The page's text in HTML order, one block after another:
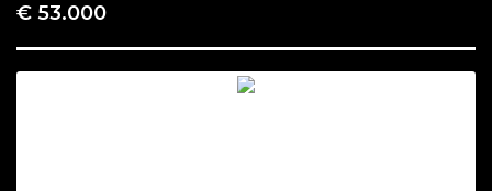
€ 53.000